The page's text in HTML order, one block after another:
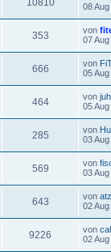
08
353 von
07
666 von
05
464 von juh
05
285 von
03
569 von
03
643 von
02
9226 von
02